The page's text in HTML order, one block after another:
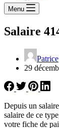
Menu
Salaire
Patrice
29
Depuis un
salaire de ce
votre fiche de